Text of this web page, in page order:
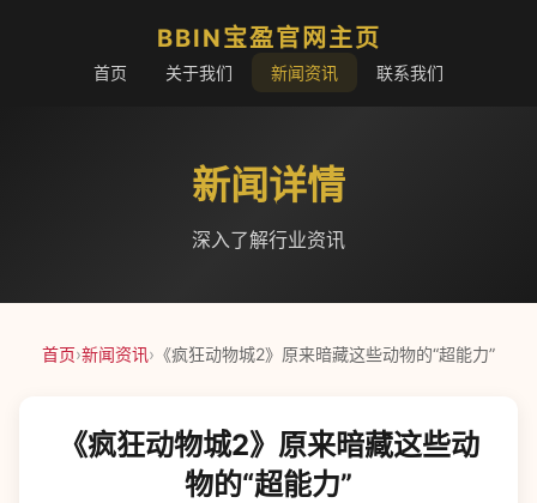
BBIN宝盈官网主页
首页 关于我们 新闻资讯 联系我们
新闻详情
深入了解行业资讯
首页›新闻资讯› 《疯狂动物城2》原来暗藏这些动物的“超能力”
《疯狂动物城2》原来暗藏这些动
物的“超能力”